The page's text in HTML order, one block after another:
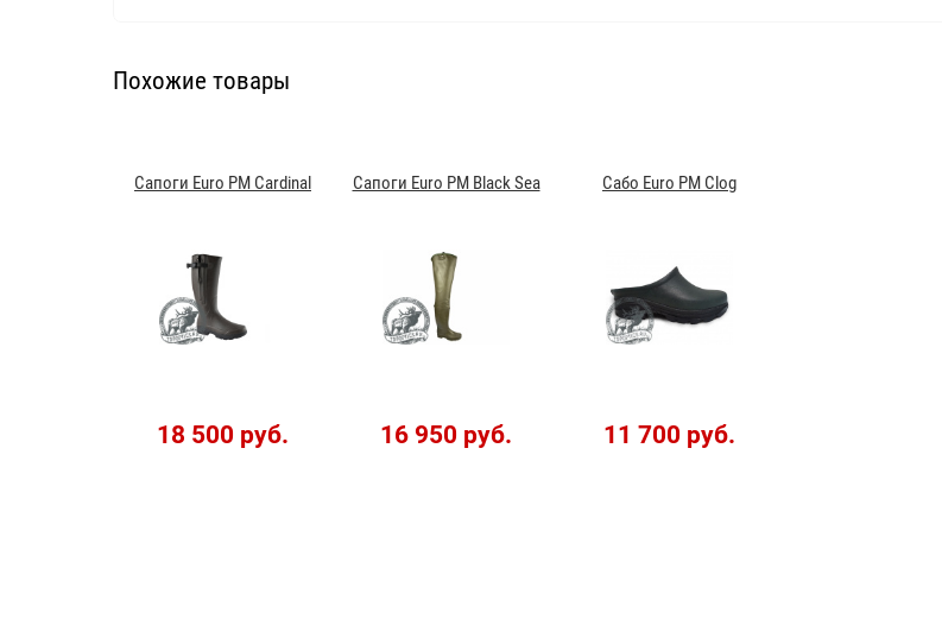
Похожие товары
Сапоги Euro PM Cardinal
18 500 руб.
Сапоги Euro PM Black Sea
16 950 руб.
Сабо Euro PM Clog
11 700 руб.